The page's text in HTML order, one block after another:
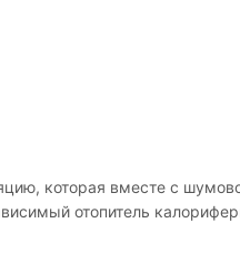
которая вместе с
отопитель